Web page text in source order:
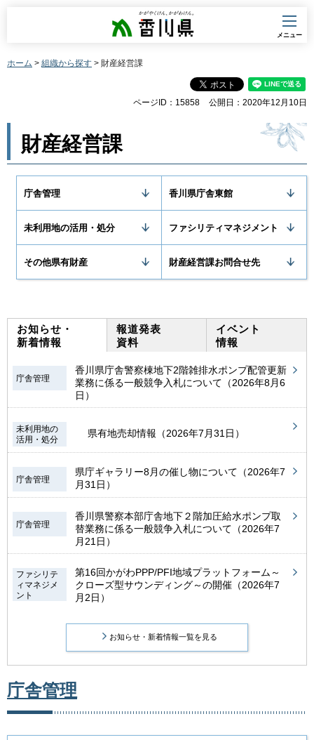
香川県
メニュー
ホーム > 組織から探す > 財産経営課
ページID：15858 公開日：2020年12月10日
財産経営課
庁舎管理 香川県庁舎東館
未利用地の活用・処分 ファシリティマネジメント
その他県有財産 財産経営課お問合せ先
お知らせ・
新着情報
庁舎管理
香川県庁舎警察棟地下2階雑排水ポンプ配管更新
業務に係る一般競争入札について（2026年8月6
日）
未利用地の
活用・処分
県有地売却情報（2026年7月31日）
庁舎管理
県庁ギャラリー8月の催し物について（2026年7
月31日）
庁舎管理
香川県警察本部庁舎地下２階加圧給水ポンプ取
替業務に係る一般競争入札について（2026年7
月21日）
ファシリテ
ィマネジメ
ント
第16回かがわPPP/PFI地域プラットフォーム～
クローズ型サウンディング～の開催（2026年7
月2日）
お知らせ・新着情報一覧を見る
報道発表
資料
イベント
情報
庁舎管理